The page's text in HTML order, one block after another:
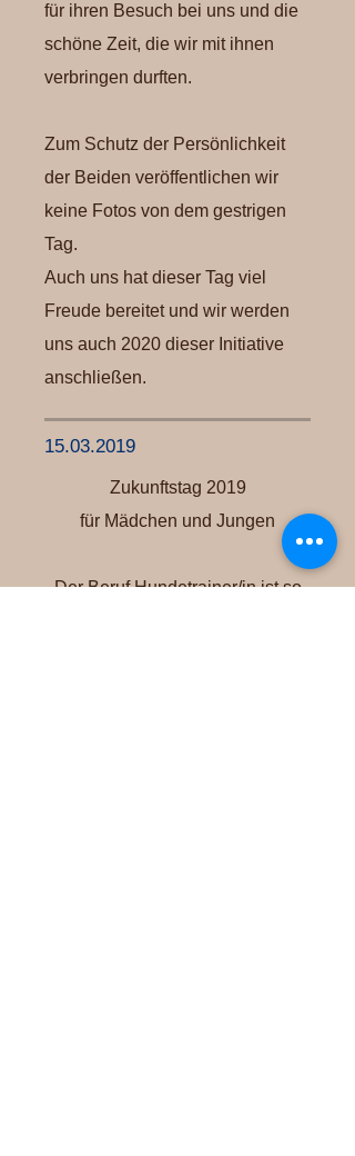
für ihren Besuch bei uns und die
schöne Zeit, die wir mit ihnen
verbringen durften.
Zum Schutz der Persönlichkeit
der Beiden veröffentlichen wir
keine Fotos von dem gestrigen
Tag.
Auch uns hat dieser Tag viel
Freude bereitet und wir werden
uns auch 2020 dieser Initiative
anschließen.
15.03.2019
Zukunftstag 2019
für Mädchen und Jungen
Der Beruf Hundetrainer/in ist so